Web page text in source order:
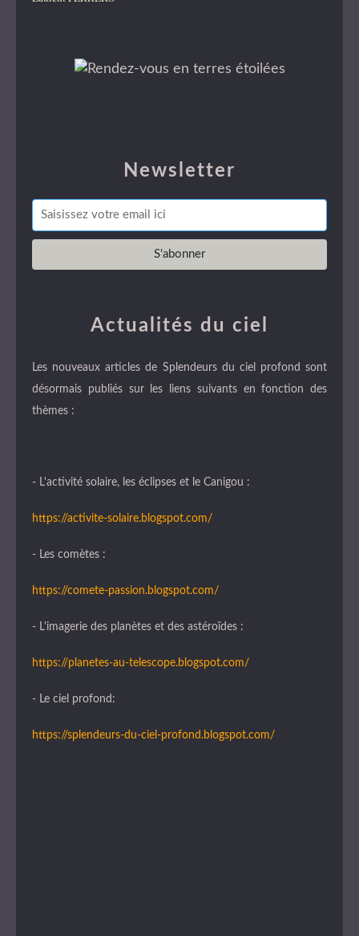
Newsletter
Actualités du ciel
Les nouveaux articles de Splendeurs du ciel profond sont
désormais publiés sur les liens suivants en fonction des
thèmes :
- L'activité solaire, les éclipses et le Canigou :
https://activite-solaire.blogspot.com/
- Les comètes :
https://comete-passion.blogspot.com/
- L'imagerie des planètes et des astéroïdes :
https://planetes-au-telescope.blogspot.com/
- Le ciel profond:
https://splendeurs-du-ciel-profond.blogspot.com/